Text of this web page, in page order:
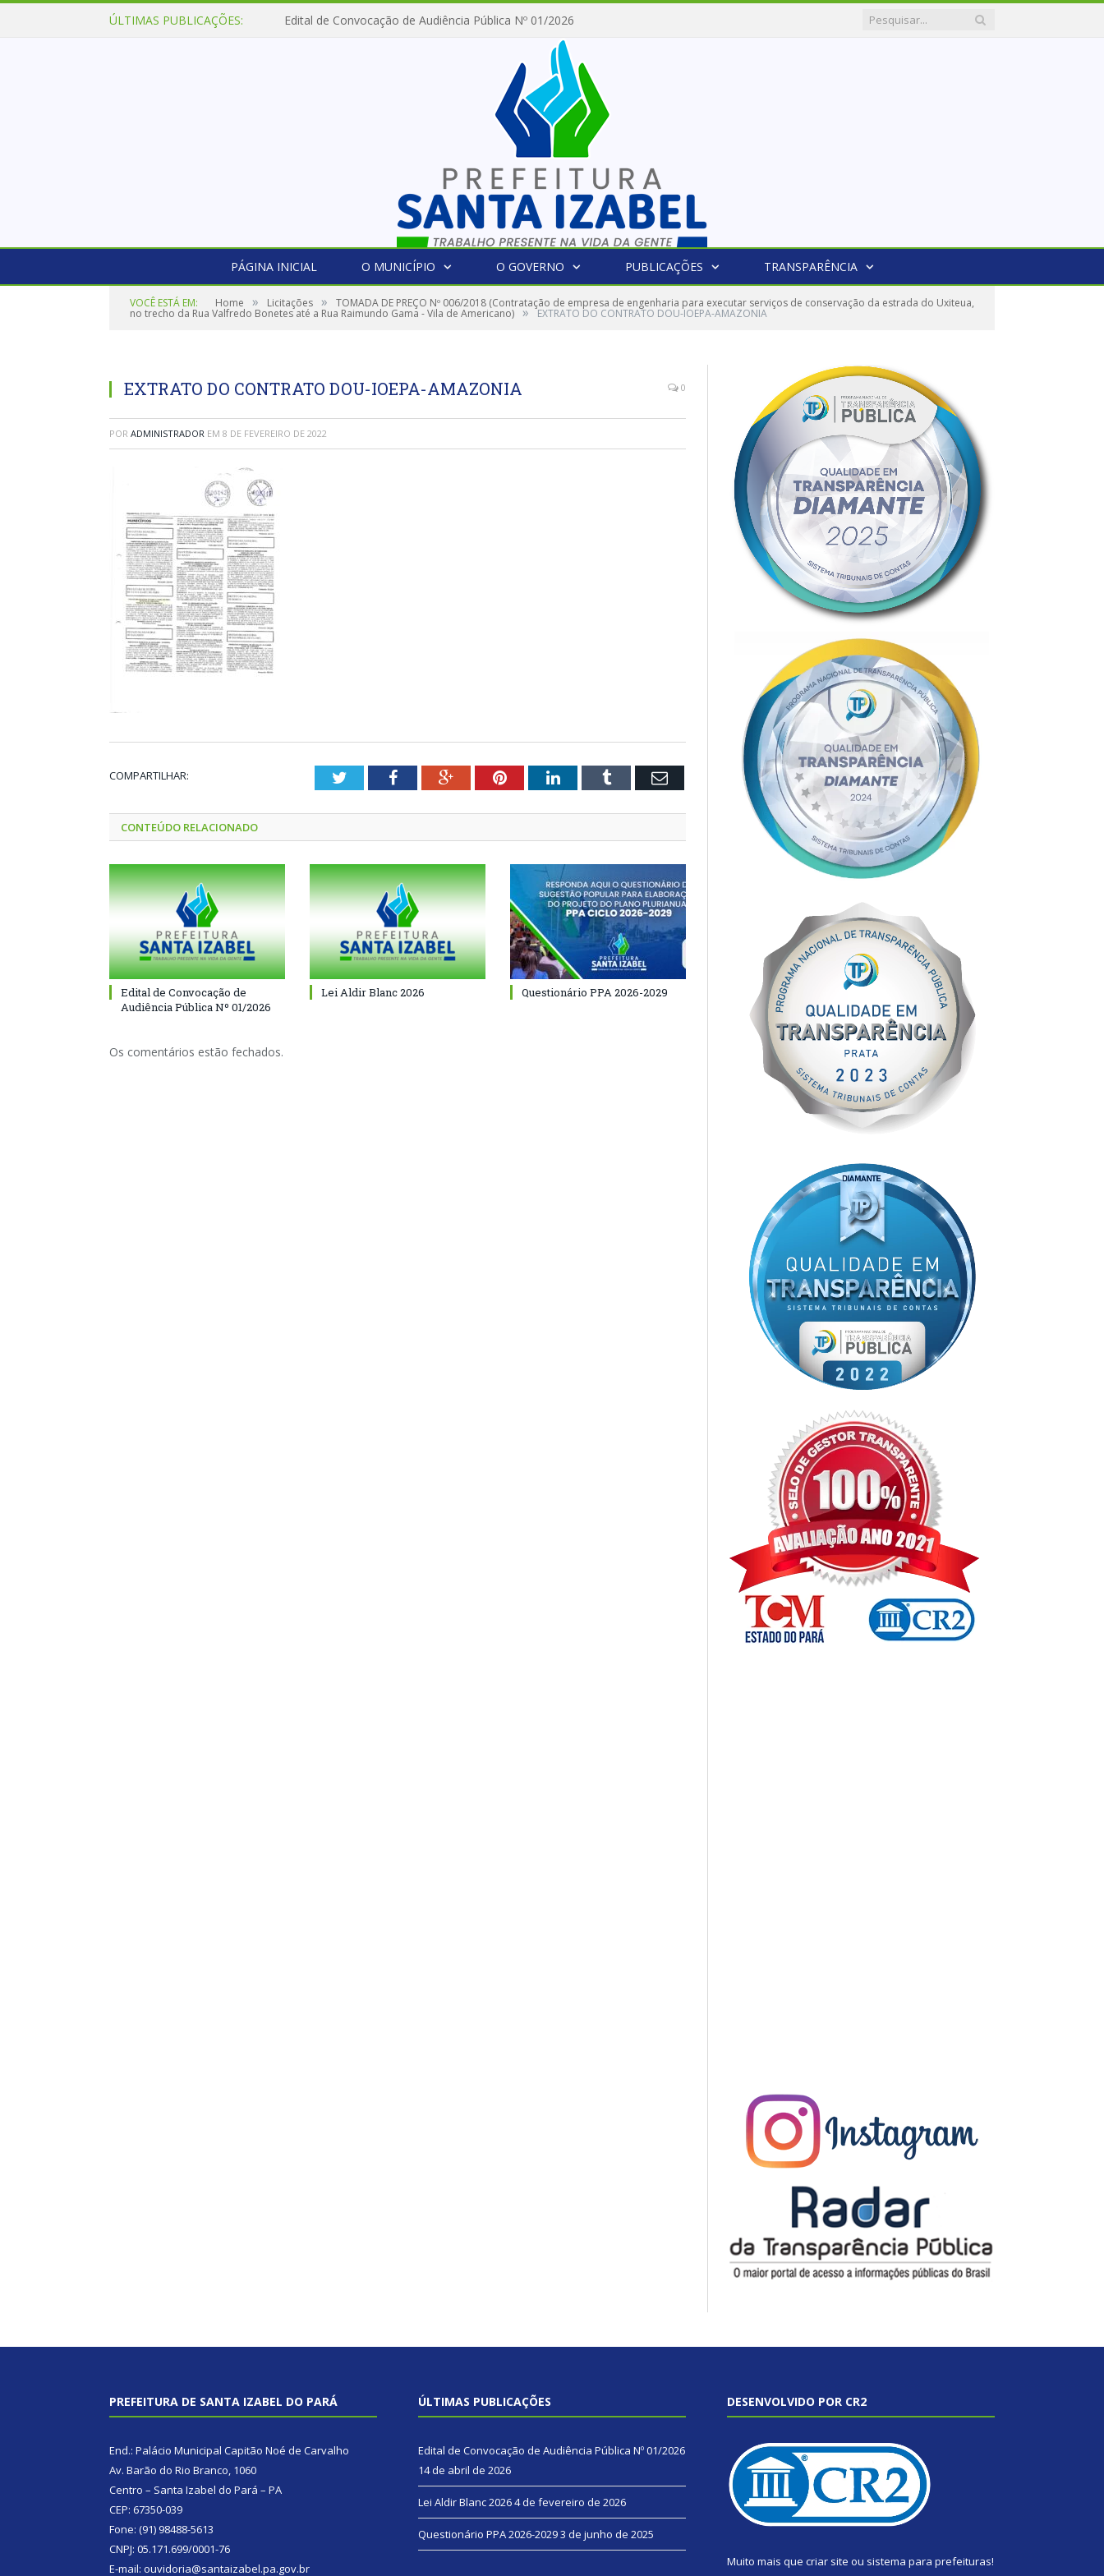
ÚLTIMAS PUBLICAÇÕES: Edital de Convocação de Audiência Pública Nº 01/2026
PÁGINA INICIAL O MUNICÍPIO O GOVERNO PUBLICAÇÕES TRANSPARÊNCIA
VOCÊ ESTÁ EM: Home » Licitações » TOMADA DE PREÇO Nº 006/2018 (Contratação de empresa de engenharia para executar serviços de conservação da estrada do Uxiteua,
no trecho da Rua Valfredo Bonetes até a Rua Raimundo Gama - Vila de Americano) » EXTRATO DO CONTRATO DOU-IOEPA-AMAZONIA
EXTRATO DO CONTRATO DOU-IOEPA-AMAZONIA 0
POR ADMINISTRADOR EM 8 DE FEVEREIRO DE 2022
COMPARTILHAR: TwitterFacebookGoogle+PinterestLinkedInTumblr Email
CONTEÚDO RELACIONADO
Edital de Convocação de
Audiência Pública Nº 01/2026
Lei Aldir Blanc 2026 Questionário PPA 2026-2029
Os comentários estão fechados.
PREFEITURA DE SANTA IZABEL DO PARÁ
End.: Palácio Municipal Capitão Noé de Carvalho
Av. Barão do Rio Branco, 1060
Centro – Santa Izabel do Pará – PA
CEP: 67350-039
Fone: (91) 98488-5613
CNPJ: 05.171.699/0001-76
E-mail: ouvidoria@santaizabel.pa.gov.br
ÚLTIMAS PUBLICAÇÕES
Edital de Convocação de Audiência Pública Nº 01/2026
14 de abril de 2026
Lei Aldir Blanc 20264 de fevereiro de 2026
Questionário PPA 2026-20293 de junho de 2025
DESENVOLVIDO POR CR2
Muito mais que criar site ou sistema para prefeituras!